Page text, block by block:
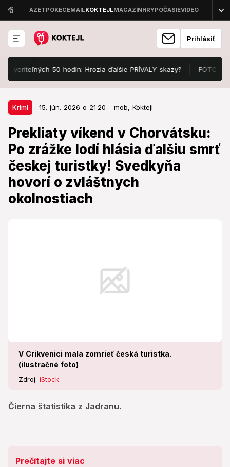
Prihlásiť
50 hodín: Hrozia ďalšie PRÍVALY skazy? FOTO
Krimi 15. jún. 2026 o 21:20 mob, Koktejl
Prekliaty víkend v Chorvátsku:
Po zrážke lodí hlásia ďalšiu smrť
českej turistky! Svedkyňa
hovorí o zvláštnych
okolnostiach
V Crikvenici mala zomrieť česká turistka.
(ilustračné foto)
Zdroj: iStock
Čierna štatistika z Jadranu.
Krimi 15. jún. 2026 o 21:20
Prekliaty víkend v Chorvátsku: Po
zrážke lodí hlásia ďalšiu smrť
českej turistky! Svedkyňa hovorí o
zvláštnych okolnostiach
Čierna štatistika z Jadranu.
Prečítajte si viac